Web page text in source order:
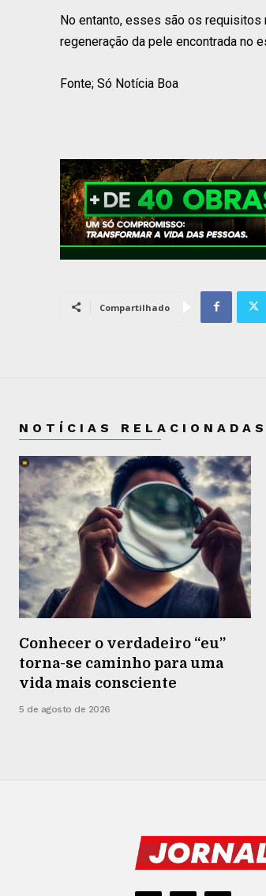
No entanto, esses são os requisitos
regeneração da pele encontrada no
Fonte; Só Notícia Boa
Compartilhado
NOTÍCIAS RELACIONADAS
Conhecer o verdadeiro “eu”
torna-se caminho para uma
vida mais consciente
5 de agosto de 2026